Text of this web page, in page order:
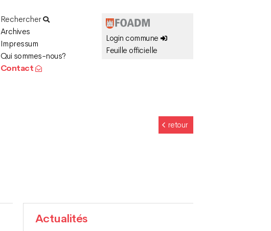
Rechercher
Archives
Impressum
Qui sommes-nous?
Contact
Login commune
Feuille officielle
retour
Actualités